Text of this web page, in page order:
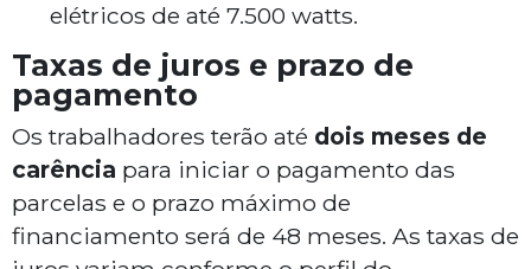
elétricos de até 7.500 watts.
Taxas de juros e prazo de
pagamento
Os trabalhadores terão até dois meses de
carência para iniciar o pagamento das
parcelas e o prazo máximo de
financiamento será de 48 meses. As taxas de